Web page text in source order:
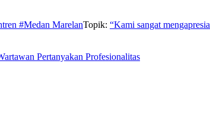
#Medan MarelanTopik: “Kami sangat
Pertanyakan Profesionalitas